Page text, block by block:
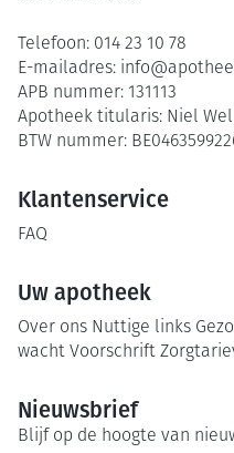
Telefoon: 014 23 10 78
E-mailadres: info@
APB nummer: 131113
Apotheek titularis: Niel
BTW nummer:
Klantenservice
FAQ
Uw apotheek
Over ons Nuttige links
wacht Voorschrift
Nieuwsbrief
Blijf op de hoogte van